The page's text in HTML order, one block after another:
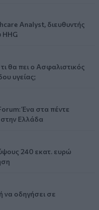
Analyst, διευθυντής
HHG
θα πει ο Ασφαλιστικός
υγείας;
Ένα στα πέντε
Ελλάδα
240 εκατ. ευρώ
να οδηγήσει σε